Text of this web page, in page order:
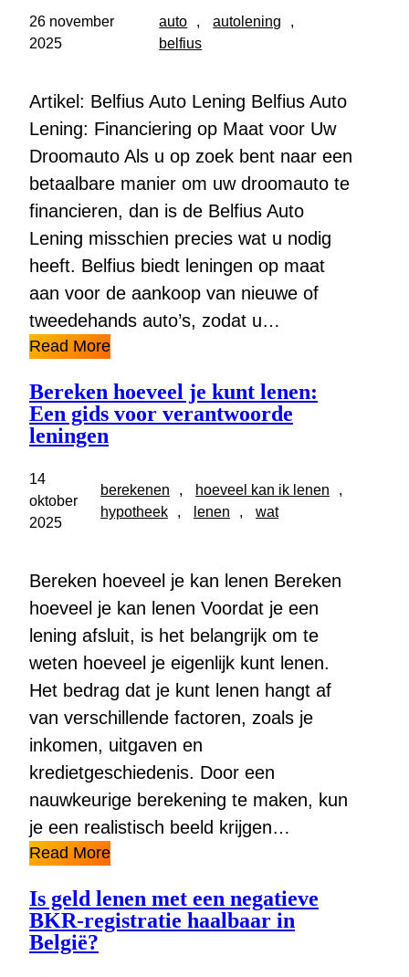
26 november
2025
auto , autolening
belfius
Artikel: Belfius Auto Lening Belfius Auto
Lening: Financiering op Maat voor Uw
Droomauto Als u op zoek bent naar een
betaalbare manier om uw droomauto te
financieren, dan is de Belfius Auto
Lening misschien precies wat u nodig
heeft. Belfius biedt leningen op maat
aan voor de aankoop van nieuwe of
tweedehands auto’s, zodat u…
Read More
Bereken hoeveel je kunt lenen:
Een gids voor verantwoorde
leningen
14
oktober
2025
berekenen , hoeveel kan ik lenen
hypotheek
, lenen , wat
Bereken hoeveel je kan lenen Bereken
hoeveel je kan lenen Voordat je een
lening afsluit, is het belangrijk om te
weten hoeveel je eigenlijk kunt lenen.
Het bedrag dat je kunt lenen hangt af
van verschillende factoren, zoals je
inkomen, uitgaven en
kredietgeschiedenis. Door een
nauwkeurige berekening te maken, kun
je een realistisch beeld krijgen…
Read More
Is geld lenen met een negatieve
BKR-registratie haalbaar in
België?